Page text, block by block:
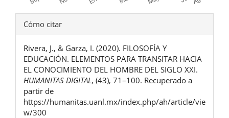
Detalles
del
artículo
Cómo citar
Rivera, J., & Garza, I. (2020). FILOSOFÍA Y
EDUCACIÓN. ELEMENTOS PARA TRANSITAR HACIA
EL CONOCIMIENTO DEL HOMBRE DEL SIGLO XXI.
HUMANITAS DIGITAL, (43), 71–100. Recuperado a
partir de
https://humanitas.uanl.mx/index.php/ah/article/vie
w/300